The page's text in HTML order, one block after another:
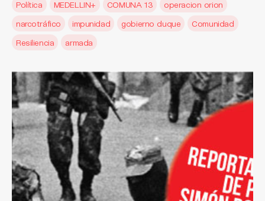
Política
MEDELLIN+ COMUNA 13
operacion orion
narcotráfico
impunidad gobierno duque
Comunidad
Resiliencia
armada